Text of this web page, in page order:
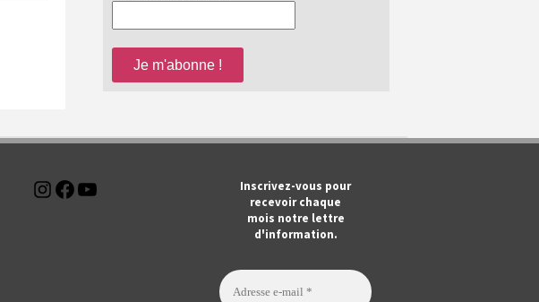
Instagram
Facebook
Inscrivez-vous pour
recevoir chaque
mois notre lettre
d'information.